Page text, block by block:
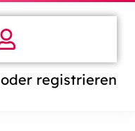
oder registrieren